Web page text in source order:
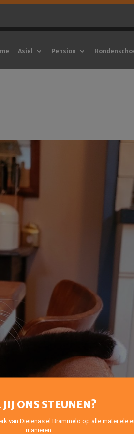
Asiel Pension
ONS STEUNEN?
van Dierenasiel Brammelo op alle materiële
manieren.